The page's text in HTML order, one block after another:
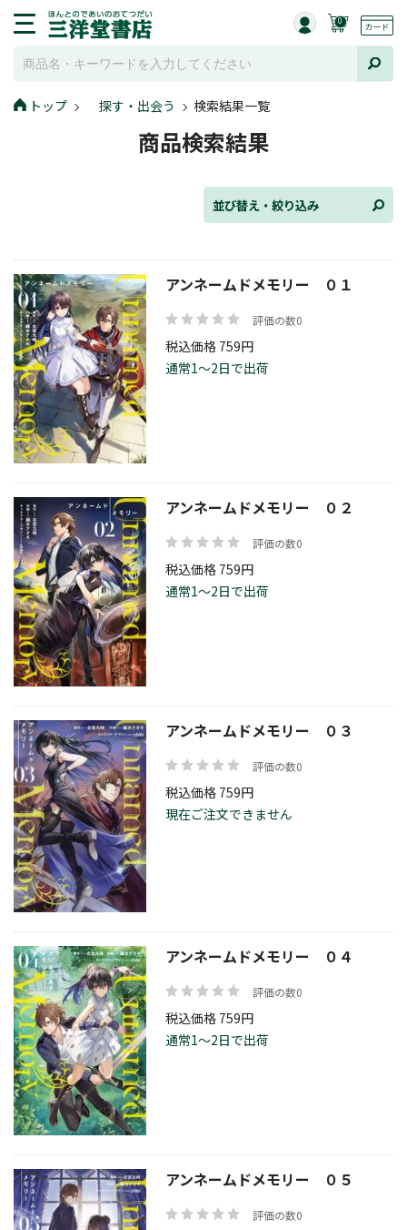
0
トップ 探す・出会う 検索結果一覧
商品検索結果
並び替え・絞り込み
並び替え
在庫状況
価格帯
絞り込む
アンネームドメモリー ０１
評価の数0
税込価格 759円
通常1～2日で出荷
アンネームドメモリー ０２
評価の数0
税込価格 759円
通常1～2日で出荷
アンネームドメモリー ０３
評価の数0
税込価格 759円
現在ご注文できません
アンネームドメモリー ０４
評価の数0
税込価格 759円
通常1～2日で出荷
アンネームドメモリー ０５
評価の数0